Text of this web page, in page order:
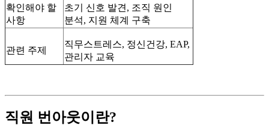
확인해야 할
사항
초기 신호 발견, 조직 원인
분석, 지원 체계 구축
관련 주제
직무스트레스, 정신건강, EAP,
관리자 교육
직원 번아웃이란?